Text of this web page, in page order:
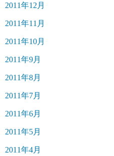
2011年12月
2011年11月
2011年10月
2011年9月
2011年8月
2011年7月
2011年6月
2011年5月
2011年4月